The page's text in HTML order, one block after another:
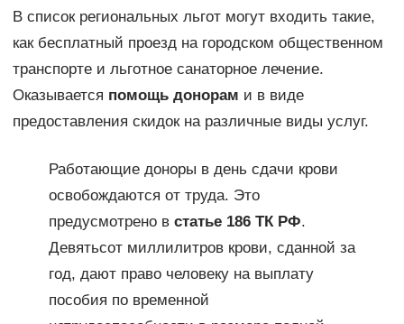
В список региональных льгот могут входить такие,
как бесплатный проезд на городском общественном
транспорте и льготное санаторное лечение.
Оказывается помощь донорам и в виде
предоставления скидок на различные виды услуг.
Работающие доноры в день сдачи крови
освобождаются от труда. Это
предусмотрено в статье 186 ТК РФ.
Девятьсот миллилитров крови, сданной за
год, дают право человеку на выплату
пособия по временной